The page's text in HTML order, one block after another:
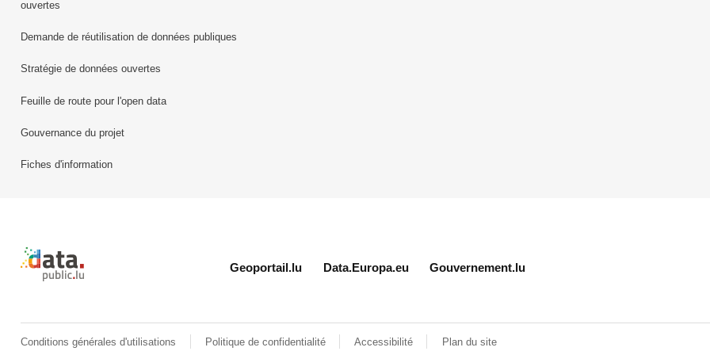
ouvertes
Demande de réutilisation de données publiques
Stratégie de données ouvertes
Feuille de route pour l'open data
Gouvernance du projet
Fiches d'information
Retour à l'accueil de data.public.lu
Geoportail.lu Data.Europa.eu Gouvernement.lu
Conditions générales d'utilisations Politique de confidentialité Accessibilité Plan du site